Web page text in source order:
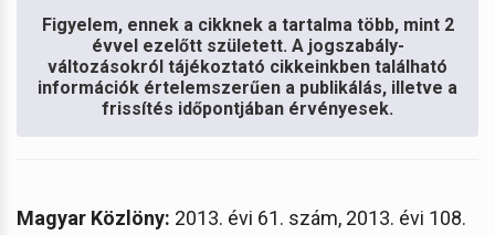
Figyelem, ennek a cikknek a tartalma több, mint 2
évvel ezelőtt született. A jogszabály-
változásokról tájékoztató cikkeinkben található
információk értelemszerűen a publikálás, illetve a
frissítés időpontjában érvényesek.
Magyar Közlöny: 2013. évi 61. szám, 2013. évi 108.